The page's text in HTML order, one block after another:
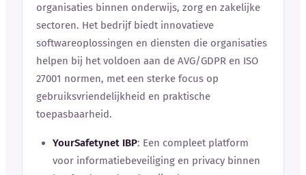
organisaties binnen onderwijs, zorg en zakelijke
sectoren. Het bedrijf biedt innovatieve
softwareoplossingen en diensten die organisaties
helpen bij het voldoen aan de AVG/GDPR en ISO
27001 normen, met een sterke focus op
gebruiksvriendelijkheid en praktische
toepasbaarheid.
YourSafetynet IBP: Een compleet platform
voor informatiebeveiliging en privacy binnen